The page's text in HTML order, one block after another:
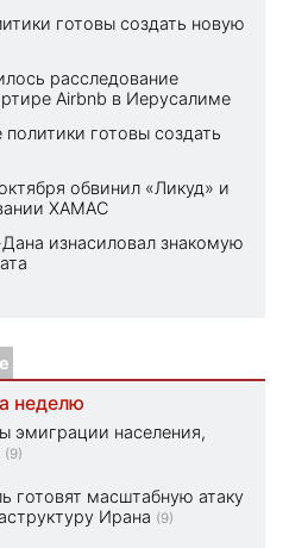
готовы создать новую
расследование
Airbnb в Иерусалиме
политики готовы создать
обвинил «Ликуд» и
ХАМАС
изнасиловал знакомую
неделю
эмиграции населения,
(9)
готовят масштабную атаку
Ирана (9)